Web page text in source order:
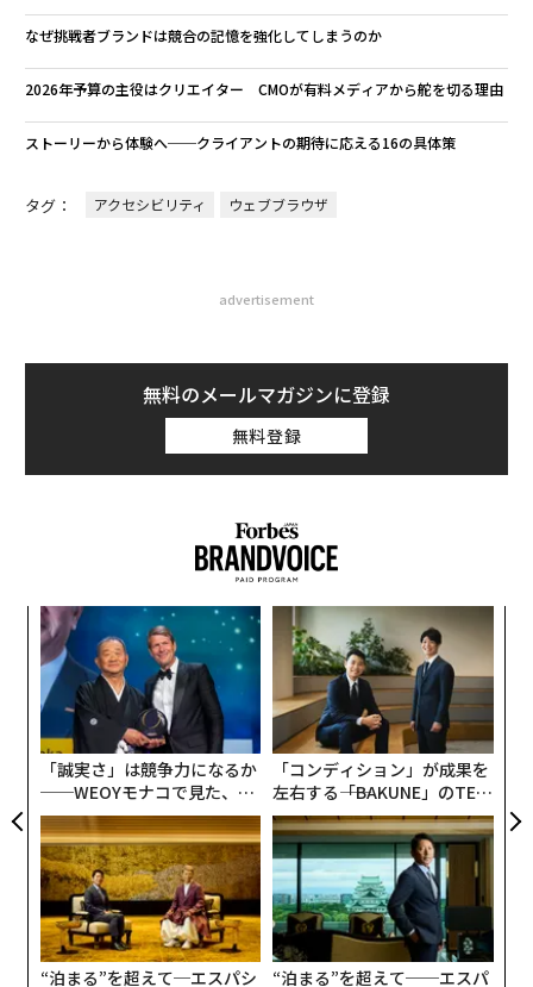
なぜ挑戦者ブランドは競合の記憶を強化してしまうのか
2026年予算の主役はクリエイター CMOが有料メディアから舵を切る理由
ストーリーから体験へ──クライアントの期待に応える16の具体策
タグ： アクセシビリティ ウェブブラウザ
advertisement
無料のメールマガジンに登録
無料登録
「誠実さ」は競争力になるか
──WEOYモナコで見た、く
ら寿司の経営哲学
「コンディション」が成果を
左右する――「BAKUNE」のTEN
TIALが支える「挑戦者の明
日」
“泊まる”を超えて─エスパシ “泊まる”を超えて──エスパ